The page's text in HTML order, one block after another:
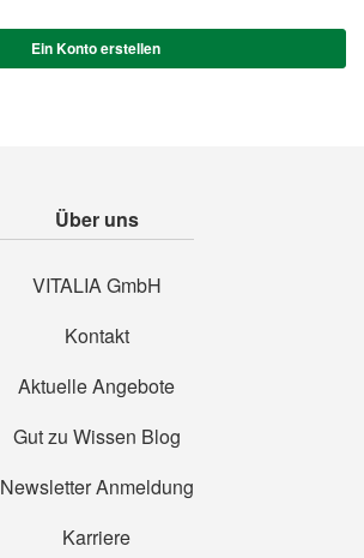
Ein Konto erstellen
Über uns
VITALIA GmbH
Kontakt
Aktuelle Angebote
Gut zu Wissen Blog
Newsletter Anmeldung
Karriere